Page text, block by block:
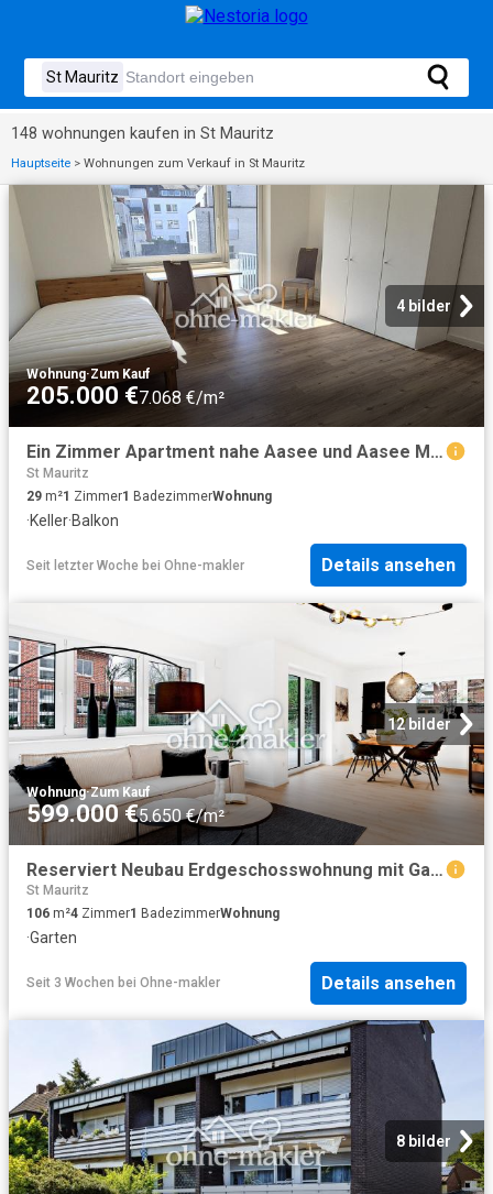
148 wohnungen kaufen in St Mauritz
Hauptseite > Wohnungen zum Verkauf in St Mauritz
4 bilder
Wohnung·Zum Kauf
205.000 €7.068 €/m²
Ein Zimmer Apartment nahe Aasee und Aasee Mensa
St Mauritz
29 m²1 Zimmer1 BadezimmerWohnung
·Keller·Balkon
Seit letzter Woche bei Ohne-makler Details ansehen
12 bilder
Wohnung·Zum Kauf
599.000 €5.650 €/m²
Reserviert Neubau Erdgeschosswohnung mit Garten, KFW 40 NH Standard
St Mauritz
106 m²4 Zimmer1 BadezimmerWohnung
·Garten
Seit 3 Wochen bei Ohne-makler Details ansehen
8 bilder